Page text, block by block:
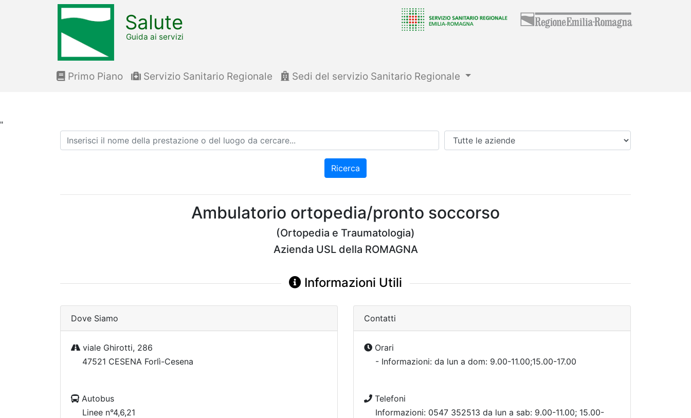
"
Salute
Guida ai servizi
Primo Piano Servizio Sanitario Regionale Sedi del servizio Sanitario Regionale
Ricerca Azienda
Ricerca
Ambulatorio ortopedia/pronto soccorso
(Ortopedia e Traumatologia)
Azienda USL della ROMAGNA
Informazioni Utili
Dove Siamo
viale Ghirotti, 286
47521 CESENA Forlì-Cesena
Autobus
Linee n°4,6,21
Contatti
Orari
- Informazioni: da lun a dom: 9.00-11.00;15.00-17.00
Telefoni
Informazioni: 0547 352513 da lun a sab: 9.00-11.00; 15.00-